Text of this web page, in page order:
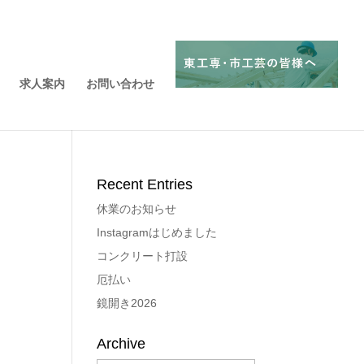
求人案内 お問い合わせ
Recent Entries
休業のお知らせ
Instagramはじめました
コンクリート打設
厄払い
鏡開き2026
Archive